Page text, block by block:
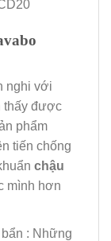
nghi với
thấy được
phẩm
tiến chống
chậu
mình hơn
: Những